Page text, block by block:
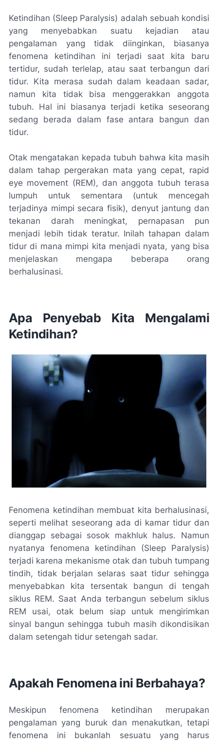
Ketindihan (Sleep Paralysis) adalah sebuah kondisi
yang menyebabkan suatu kejadian atau
pengalaman yang tidak diinginkan, biasanya
fenomena ketindihan ini terjadi saat kita baru
tertidur, sudah terlelap, atau saat terbangun dari
tidur. Kita merasa sudah dalam keadaan sadar,
namun kita tidak bisa menggerakkan anggota
tubuh. Hal ini biasanya terjadi ketika seseorang
sedang berada dalam fase antara bangun dan
tidur.
Otak mengatakan kepada tubuh bahwa kita masih
dalam tahap pergerakan mata yang cepat, rapid
eye movement (REM), dan anggota tubuh terasa
lumpuh untuk sementara (untuk mencegah
terjadinya mimpi secara fisik), denyut jantung dan
tekanan darah meningkat, pernapasan pun
menjadi lebih tidak teratur. Inilah tahapan dalam
tidur di mana mimpi kita menjadi nyata, yang bisa
menjelaskan mengapa beberapa orang
berhalusinasi.
Apa Penyebab Kita Mengalami
Ketindihan?
Fenomena ketindihan membuat kita berhalusinasi,
seperti melihat seseorang ada di kamar tidur dan
dianggap sebagai sosok makhluk halus. Namun
nyatanya fenomena ketindihan (Sleep Paralysis)
terjadi karena mekanisme otak dan tubuh tumpang
tindih, tidak berjalan selaras saat tidur sehingga
menyebabkan kita tersentak bangun di tengah
siklus REM. Saat Anda terbangun sebelum siklus
REM usai, otak belum siap untuk mengirimkan
sinyal bangun sehingga tubuh masih dikondisikan
dalam setengah tidur setengah sadar.
Apakah Fenomena ini Berbahaya?
Meskipun fenomena ketindihan merupakan
pengalaman yang buruk dan menakutkan, tetapi
fenomena ini bukanlah sesuatu yang harus